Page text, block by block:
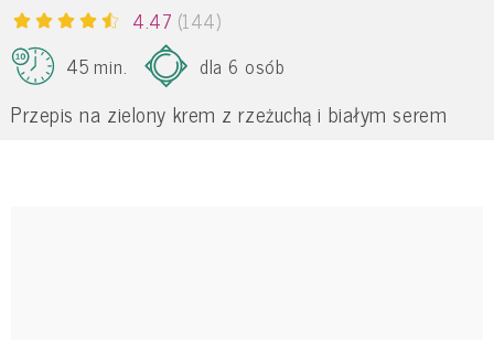
4.47 (144)
45 min.
dla 6 osób
Przepis na zielony krem z rzeżuchą i białym serem